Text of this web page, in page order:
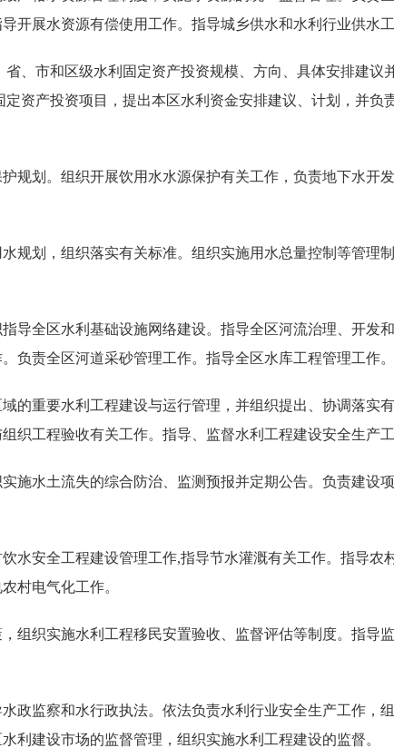
开展水资源有偿使用工作。指导城乡供水和水利行业供水工
、市和区级水利固定资产投资规模、方向、具体安排建议
资产投资项目，提出本区水利资金安排建议、计划，并负
规划。组织开展饮用水水源保护有关工作，负责地下水开
规划，组织落实有关标准。组织实施用水总量控制等管理
导全区水利基础设施网络建设。指导全区河流治理、开发
负责全区河道采砂管理工作。指导全区水库工程管理工作。
的重要水利工程建设与运行管理，并组织提出、协调落实
织工程验收有关工作。指导、监督水利工程建设安全生产工
施水土流失的综合防治、监测预报并定期公告。负责建设
水安全工程建设管理工作,指导节水灌溉有关工作。指导农
村电气化工作。
组织实施水利工程移民安置验收、监督评估等制度。指导
政监察和水行政执法。依法负责水利行业安全生产工作，
利建设市场的监督管理，组织实施水利工程建设的监督。